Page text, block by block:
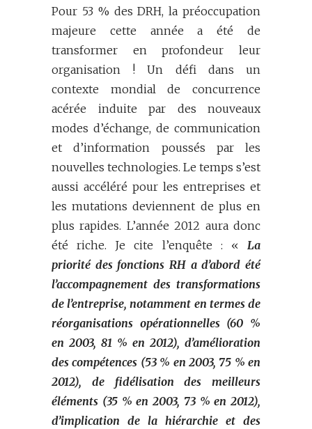
Pour 53 % des DRH, la préoccupation
majeure cette année a été de
transformer en profondeur leur
organisation ! Un défi dans un
contexte mondial de concurrence
acérée induite par des nouveaux
modes d’échange, de communication
et d’information poussés par les
nouvelles technologies. Le temps s’est
aussi accéléré pour les entreprises et
les mutations deviennent de plus en
plus rapides. L’année 2012 aura donc
été riche. Je cite l’enquête : « La
priorité des fonctions RH a d’abord été
l’accompagnement des transformations
de l’entreprise, notamment en termes de
réorganisations opérationnelles (60 %
en 2003, 81 % en 2012), d’amélioration
des compétences (53 % en 2003, 75 % en
2012), de fidélisation des meilleurs
éléments (35 % en 2003, 73 % en 2012),
d’implication de la hiérarchie et des